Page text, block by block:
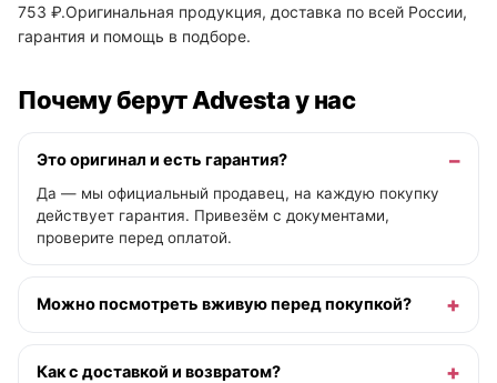
753 ₽.Оригинальная продукция, доставка по всей России,
гарантия и помощь в подборе.
Почему берут Advesta у нас
Это оригинал и есть гарантия?
Да — мы официальный продавец, на каждую покупку
действует гарантия. Привезём с документами,
проверите перед оплатой.
Можно посмотреть вживую перед покупкой?
Как с доставкой и возвратом?